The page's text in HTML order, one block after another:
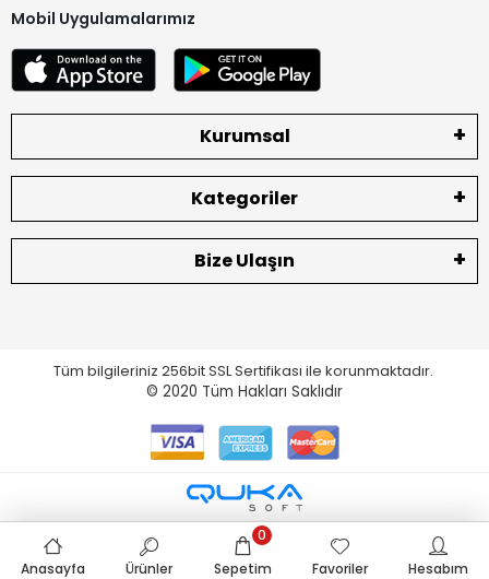
Mobil Uygulamalarımız
Kurumsal
Kategoriler
Bize Ulaşın
Tüm bilgileriniz 256bit SSL Sertifikası ile korunmaktadır.
© 2020 Tüm Hakları Saklıdır
Anasayfa Ürünler Sepetim
0
Favoriler
Hesabım